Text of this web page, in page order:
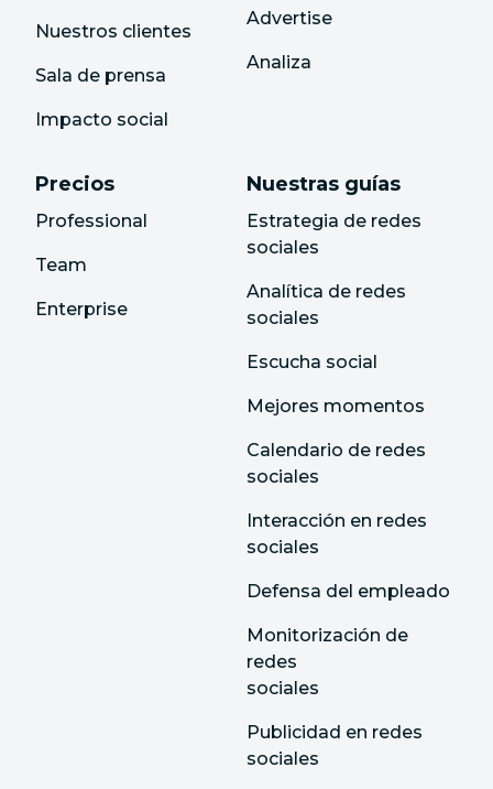
Nuestros clientes
Sala de prensa
Impacto social
Advertise
Analiza
Precios
Professional
Team
Enterprise
Nuestras guías
Estrategia de redes
sociales
Analítica de redes
sociales
Escucha social
Mejores momentos
Calendario de redes
sociales
Interacción en redes
sociales
Defensa del empleado
Monitorización de
redes
sociales
Publicidad en redes
sociales